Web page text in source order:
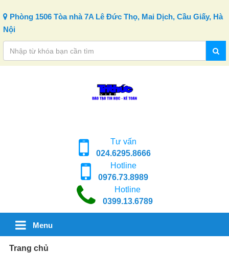
Phòng 1506 Tòa nhà 7A Lê Đức Thọ, Mai Dịch, Cầu Giấy, Hà
Nội
Tư vấn
024.6295.8666
Hotline
0976.73.8989
Hotline
0399.13.6789
Menu
Trang chủ